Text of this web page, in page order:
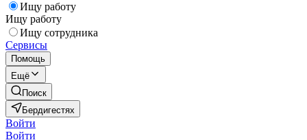
Ищу работу
Ищу работу
Ищу сотрудника
Сервисы
Помощь
Ещё
Поиск
Бердигестях
Войти
Войти